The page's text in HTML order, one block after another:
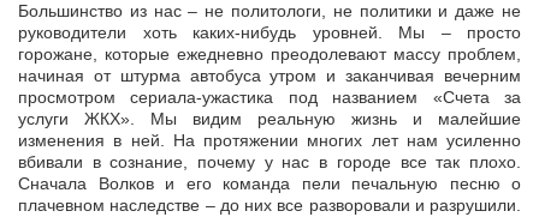
Большинство из нас – не политологи, не политики и даже не
руководители хоть каких-нибудь уровней. Мы – просто
горожане, которые ежедневно преодолевают массу проблем,
начиная от штурма автобуса утром и заканчивая вечерним
просмотром сериала-ужастика под названием «Счета за
услуги ЖКХ». Мы видим реальную жизнь и малейшие
изменения в ней. На протяжении многих лет нам усиленно
вбивали в сознание, почему у нас в городе все так плохо.
Сначала Волков и его команда пели печальную песню о
плачевном наследстве – до них все разворовали и разрушили.